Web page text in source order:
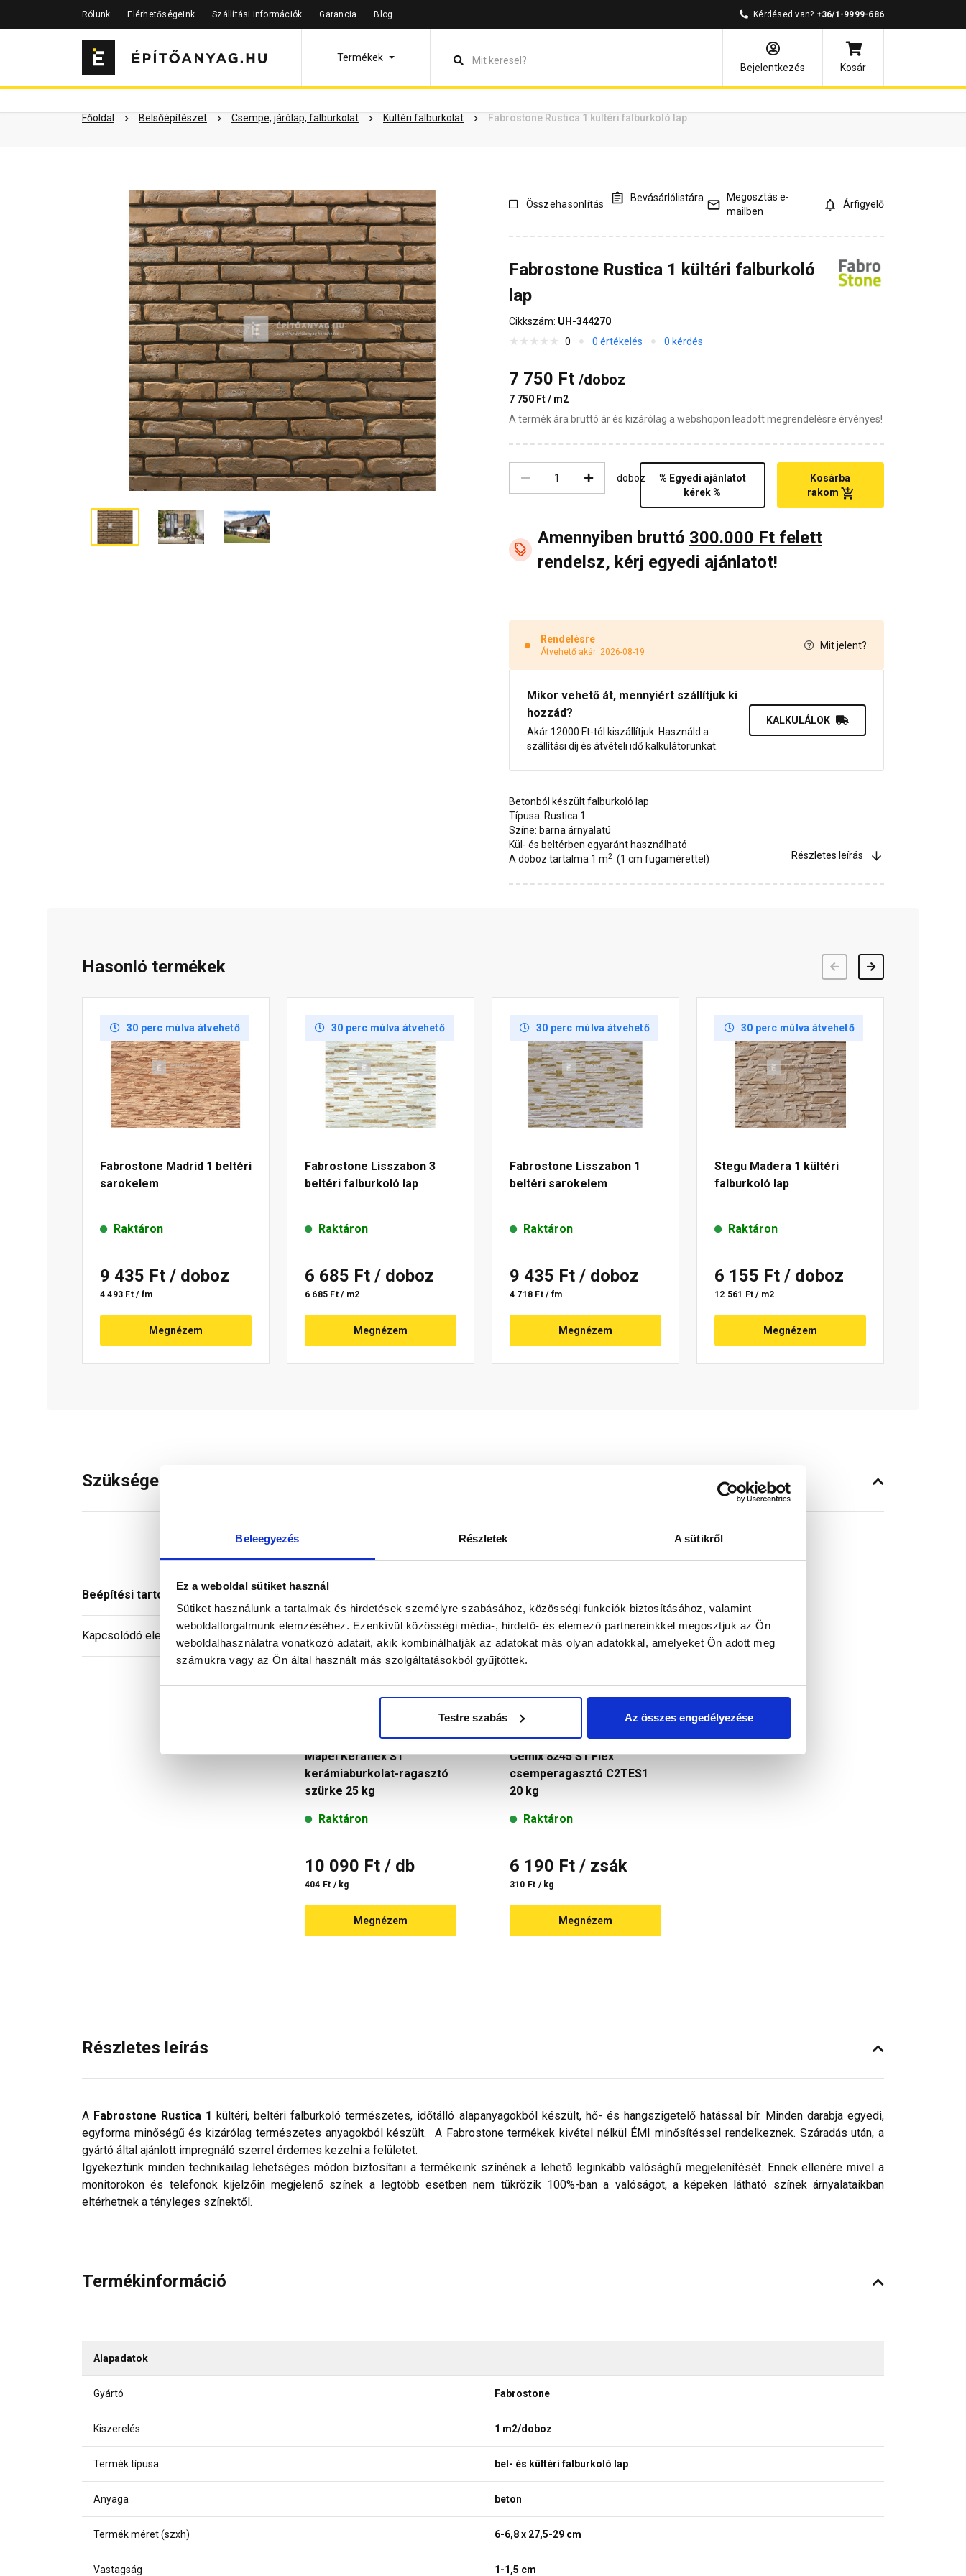
Beleegyezés Részletek A sütikről
Ez a weboldal sütiket használ
Sütiket használunk a tartalmak és hirdetések személyre szabásához, közösségi funkciók biztosításához, valamint
weboldalforgalmunk elemzéséhez. Ezenkívül közösségi média-, hirdető- és elemező partnereinkkel megosztjuk az Ön
weboldalhasználatra vonatkozó adatait, akik kombinálhatják az adatokat más olyan adatokkal, amelyeket Ön adott meg
számukra vagy az Ön által használt más szolgáltatásokból gyűjtöttek.
Testre szabás Az összes engedélyezése
Rólunk Elérhetőségeink Szállítási információk Garancia Blog Kérdésed van? +36/1-9999-686
Termékek
Bejelentkezés
Kosár
Főoldal Belsőépítészet Csempe, járólap, falburkolat Kültéri falburkolat Fabrostone Rustica 1 kültéri falburkoló lap
Szükséged lehet rá Részletes leírás Termékinformáció Dokumentumok Vásárlói vélemények Kérdések és válaszok
Összehasonlítás
Bevásárlólistára
Megosztás e-
mailben
Árfigyelő
Fabrostone Rustica 1 kültéri falburkoló
lap
Cikkszám: UH-344270
0
0 értékelés 0 kérdés
7 750 Ft /doboz
7 750 Ft / m2
A termék ára bruttó ár és kizárólag a webshopon leadott megrendelésre érvényes!
doboz
% Egyedi ajánlatot
kérek %
Kosárba
rakom
Amennyiben bruttó 300.000 Ft felett
rendelsz, kérj egyedi ajánlatot!
Rendelésre
Átvehető akár: 2026-08-19
Mit jelent?
Mikor vehető át, mennyiért szállítjuk ki
hozzád?
Akár 12000 Ft-tól kiszállítjuk. Használd a
szállítási díj és átvételi idő kalkulátorunkat.
KALKULÁLOK
Betonból készült falburkoló lap
Típusa: Rustica 1
Színe: barna árnyalatú
Kül- és beltérben egyaránt használható
A doboz tartalma 1 m2 (1 cm fugamérettel) Részletes leírás
Hasonló termékek
30 perc múlva átvehető
Fabrostone Madrid 1 beltéri
sarokelem
Raktáron
9 435 Ft / doboz
4 493 Ft / fm
Megnézem
30 perc múlva átvehető
Fabrostone Lisszabon 3
beltéri falburkoló lap
Raktáron
6 685 Ft / doboz
6 685 Ft / m2
Megnézem
30 perc múlva átvehető
Fabrostone Lisszabon 1
beltéri sarokelem
Raktáron
9 435 Ft / doboz
4 718 Ft / fm
Megnézem
30 perc múlva átvehető
Stegu Madera 1 kültéri
falburkoló lap
Raktáron
6 155 Ft / doboz
12 561 Ft / m2
Megnézem
Szükséged lehet rá
Beépítési tartozék
Kapcsolódó elemek
30 perc múlva átvehető
Mapei Keraflex S1
kerámiaburkolat-ragasztó
szürke 25 kg
Raktáron
10 090 Ft / db
404 Ft / kg
Megnézem
30 perc múlva átvehető
Cemix 8245 S1 Flex
csemperagasztó C2TES1
20 kg
Raktáron
6 190 Ft / zsák
310 Ft / kg
Megnézem
Részletes leírás
A Fabrostone Rustica 1 kültéri, beltéri falburkoló természetes, időtálló alapanyagokból készült, hő- és hangszigetelő hatással bír. Minden darabja egyedi,
egyforma minőségű és kizárólag természetes anyagokból készült. A Fabrostone termékek kivétel nélkül ÉMI minősítéssel rendelkeznek. Száradás után, a
gyártó által ajánlott impregnáló szerrel érdemes kezelni a felületet.
Igyekeztünk minden technikailag lehetséges módon biztosítani a termékeink színének a lehető leginkább valósághű megjelenítését. Ennek ellenére mivel a
monitorokon és telefonok kijelzőin megjelenő színek a legtöbb esetben nem tükrözik 100%-ban a valóságot, a képeken látható színek árnyalataikban
eltérhetnek a tényleges színektől.
Termékinformáció
Alapadatok
Gyártó Fabrostone
Kiszerelés 1 m2/doboz
Termék típusa bel- és kültéri falburkoló lap
Anyaga beton
Termék méret (szxh) 6-6,8 x 27,5-29 cm
Vastagság 1-1,5 cm